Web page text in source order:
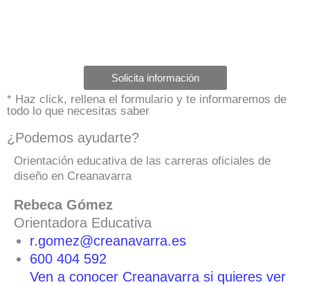
Solicita información
* Haz click, rellena el formulario y te informaremos de
todo lo que necesitas saber
¿Podemos ayudarte?
Orientación educativa de las carreras oficiales de
diseño en Creanavarra
Rebeca Gómez
Orientadora Educativa
r.gomez@creanavarra.es
600 404 592
Ven a conocer Creanavarra si quieres ver